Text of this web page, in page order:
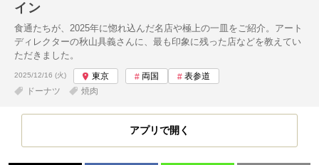
イン
食通たちが、2025年に惚れ込んだ名店や極上の一皿をご紹介。アート
ディレクターの秋山具義さんに、最も印象に残った店などを教えてい
ただきました。
投稿日:
2025/12/16 (火) 東京 両国
表参道
ドーナツ
焼肉
アプリで開く